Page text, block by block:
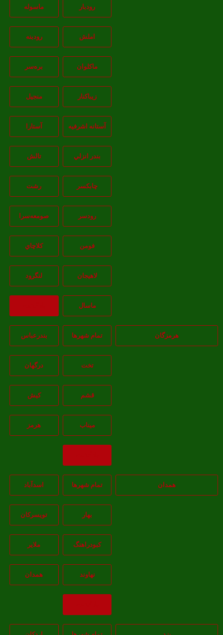
رودبار ماسوله
املش رودبنه
ماکلوان بره‌سر
زیباکنار منجیل
آستانه اشرفيه آستارا
بندر انزلي تالش
چابکسر رشت
رودسر صومعه‌سرا
فومن کلاچاي
لاهيجان لنگرود
ماسال
هرمزگان تمام شهر‌ها بندرعباس
تخت درگهان
قشم کيش
ميناب هرمز
همدان تمام شهر‌ها اسدآباد
تويسرکان
کبودراهنگ ملاير
نهاوند همدان